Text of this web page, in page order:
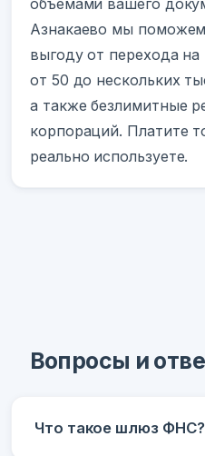
Азнакаево мы
выгоду от перехода
от 50 до нескольких
а также безлимитные
корпораций. Платите
реально используете.
Вопросы и
Что такое шлюз ФНС?